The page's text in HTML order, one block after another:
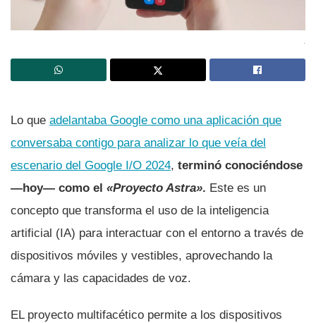
Lo que adelantaba Google como una aplicación que
conversaba contigo para analizar lo que veía del
escenario del Google I/O 2024, terminó conociéndose
—hoy— como el «Proyecto Astra». Este es un
concepto que transforma el uso de la inteligencia
artificial (IA) para interactuar con el entorno a través de
dispositivos móviles y vestibles, aprovechando la
cámara y las capacidades de voz.
EL proyecto multifacético permite a los dispositivos